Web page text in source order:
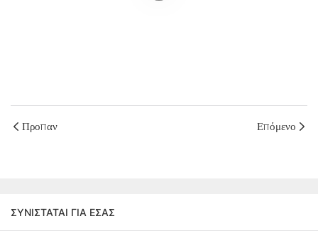
Προπαν Επόμενο
ΣΥΝΙΣΤΆΤΑΙ ΓΙΑ ΕΣΆΣ